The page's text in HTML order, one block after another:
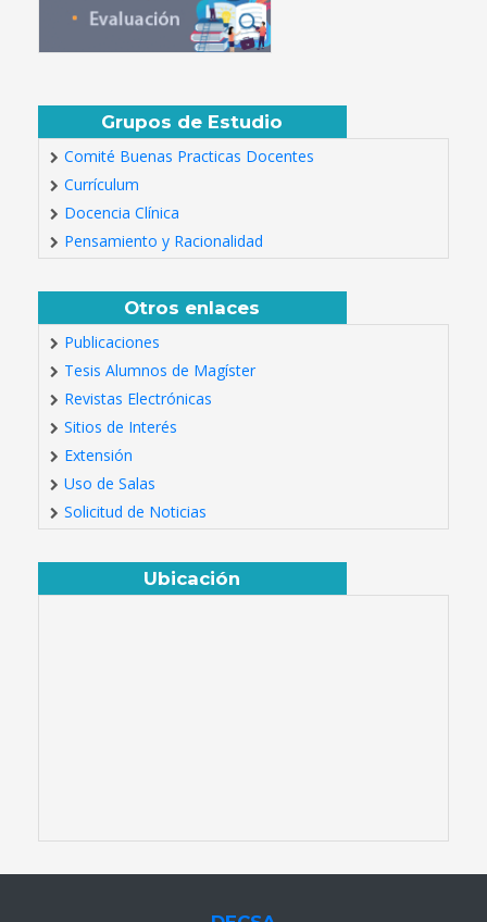
Grupos de Estudio
Comité Buenas Practicas Docentes
Currículum
Docencia Clínica
Pensamiento y Racionalidad
Otros enlaces
Publicaciones
Tesis Alumnos de Magíster
Revistas Electrónicas
Sitios de Interés
Extensión
Uso de Salas
Solicitud de Noticias
Ubicación